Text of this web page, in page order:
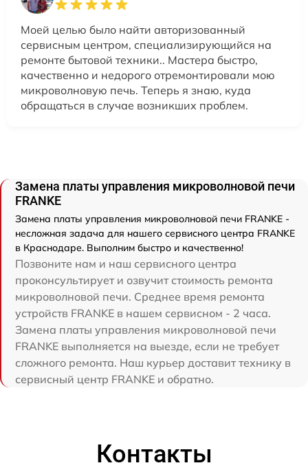
Моей целью было найти авторизованный
сервисным центром, специализирующийся на
ремонте бытовой техники.. Мастера быстро,
качественно и недорого отремонтировали мою
микроволновую печь. Теперь я знаю, куда
обращаться в случае возникших проблем.
Замена платы управления микроволновой печи
FRANKE
Замена платы управления микроволновой печи FRANKE -
несложная задача для нашего сервисного центра FRANKE
в Краснодаре. Выполним быстро и качественно!
Позвоните нам и наш сервисного центра
проконсультирует и озвучит стоимость ремонта
микроволновой печи. Среднее время ремонта
устройств FRANKE в нашем сервисном - 2 часа.
Замена платы управления микроволновой печи
FRANKE выполняется на выезде, если не требует
сложного ремонта. Наш курьер доставит технику в
сервисный центр FRANKE и обратно.
Контакты